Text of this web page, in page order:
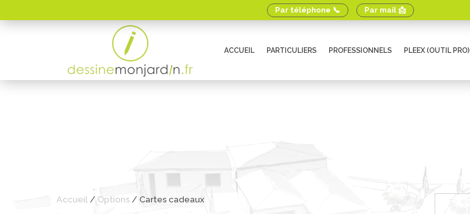
Par téléphone 📞 Par mail 📩
ACCUEIL PARTICULIERS PROFESSIONNELS PLEEX (OUTIL PRO)
Accueil / Options / Cartes cadeaux